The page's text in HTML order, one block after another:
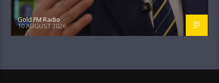
Gold FM Radio
10 AUGUST 2026